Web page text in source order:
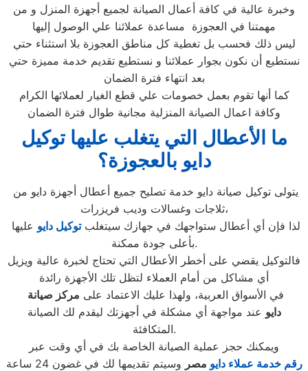
وخبرة عالية في كافة أعمال الصيانة لجميع أجهزة المنزل و من
مهمتنا في العجوزة مساعدة عملائنا علي الوصول إليها
ليس ذلك فحسب بل تغطية كل مناطق العجوزة بلا استثناء حتي
نستطيع أن نكون بجوار عملائنا و نستطيع تقديم خدمة مميزة حتي
بعد انتهاء فترة الضمان
كما أنها تقوم بعمل خصومات علي قطع الغيار لعملائها الكرام
وكافة اعمال الصيانة المنزلية مجانية طوال فترة الضمان
ما الأعطال التي يتغلب عليها توكيل
دايو بالعجوزة؟
ثلاجات وغسالات وديب فريزرات،
لذا فإن أي أعطال ستواجهك في جهازك سيتغلبتوكيل دايو عليها
بأعلى جودة ممكنة.
فالتوكيل يقضي على أخطر الأعطال التي تحتاج لخبرة عالية ويزيل
أي مشاكل من أمام العملاء لتظل تلك الأجهزة رائدة
في الأسواق العربية، ولهذا عليك الاعتماد على مركز صيانة
دايو عند مواجهة أي مشكلة في أجهزتك ليقدم لك الصيانة
المتكافئة.
ويمكنك حجز عملية الصيانة الخاصة بك في أي وقت عبر
رقمخدمة عملاء دايو مصر
وسيتم تقديمها لك في غضون 24 ساعة